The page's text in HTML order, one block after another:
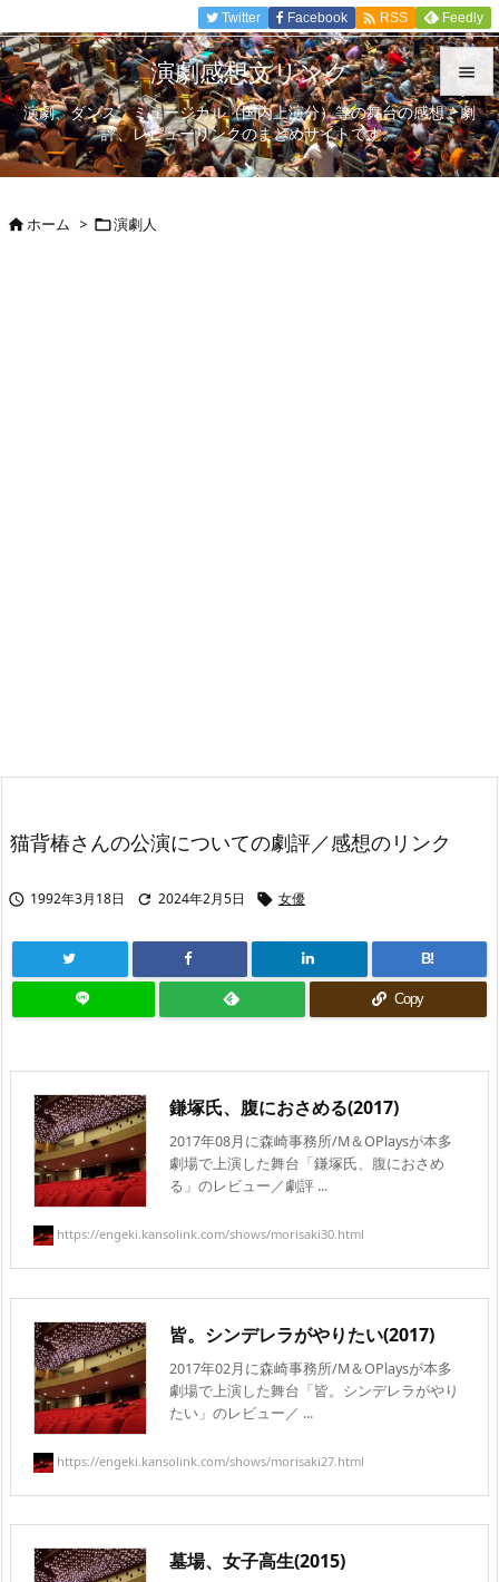


メニュ

Twitter Facebook  RSS Feedly
演劇感想文リンク
演劇、ダンス、ミュージカル（国内上演分）等の舞台の感想、劇
評、レビューリンクのまとめサイトです。
ホーム > 演劇人
猫背椿さんの公演についての劇評／感想のリンク
 1992年3月18日  2024年2月5日  女優
B!
Copy
鎌塚氏、腹におさめる(2017)
2017年08月に森崎事務所/M＆OPlaysが本多
劇場で上演した舞台「鎌塚氏、腹におさめ
る」のレビュー／劇評 ...
https://engeki.kansolink.com/shows/morisaki30.html
皆。シンデレラがやりたい(2017)
2017年02月に森崎事務所/M＆OPlaysが本多
劇場で上演した舞台「皆。シンデレラがやり
たい」のレビュー／ ...
https://engeki.kansolink.com/shows/morisaki27.html
墓場、女子高生(2015)